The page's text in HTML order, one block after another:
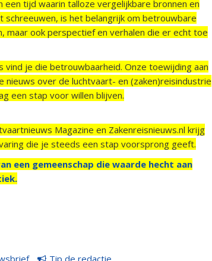
tijd waarin talloze vergelijkbare bronnen en
is het belangrijk om betrouwbare
maar ook perspectief en verhalen die er echt toe
je die betrouwbaarheid. Onze toewijding aan
nieuws over de luchtvaart- en (zaken)reisindustrie
een stap voor willen blijven.
Magazine en Zakenreisnieuws.nl krijg
die je steeds een stap voorsprong geeft.
een gemeenschap die waarde hecht aan
Tip de redactie